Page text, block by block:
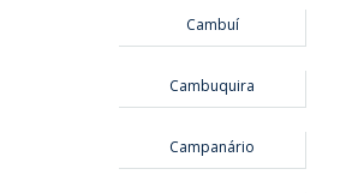
Cambuí
Cambuquira
Campanário